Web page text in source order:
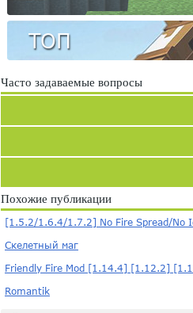
ТОП
Часто задаваемые вопросы
Похожие публикации
[1.5.2/1.6.4/1.7.2] No Fire Spread/No
Скелетный маг
Friendly Fire Mod [1.14.4] [1.12.2]
Romantik